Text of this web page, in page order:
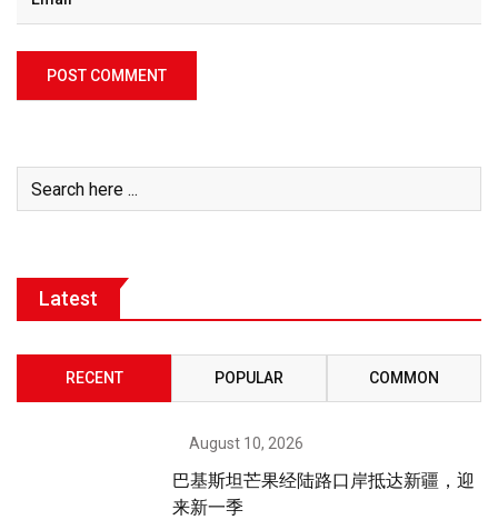
Latest
RECENT POPULAR COMMON
August 10, 2026
巴基斯坦芒果经陆路口岸抵达新疆，迎
来新一季